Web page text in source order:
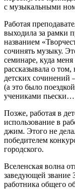
с музыкальными
Работая
выходила за рамки
названием
сочинять музыку.
семинаре, куда
рассказывала о
детских
(а это было
учениками пьески…
Позже, работая в
использование в
джим. Этого не
победителем
городского.
Вселенская волна
заведующей звание
работника общего